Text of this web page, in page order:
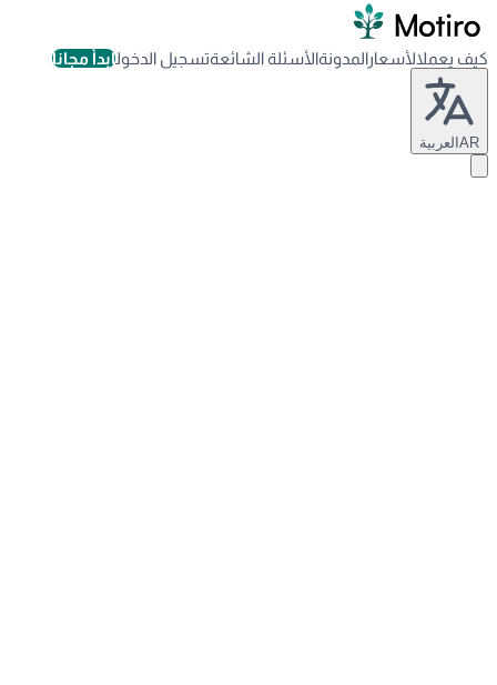
كيف يعملالأسعارالمدونةالأسئلة الشائعةتسجيل الدخولابدأ مجاناً
AR العربية